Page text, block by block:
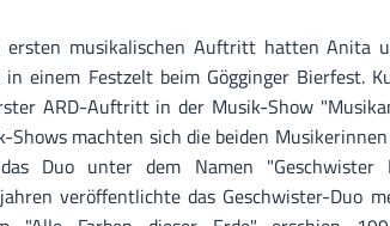
ersten musikalischen Auftritt hatten Anita
in einem Festzelt beim Gögginger Bierfest.
ARD-Auftritt in der Musik-Show
Shows machten sich die beiden
Duo unter dem Namen "Geschwister
veröffentlichte das Geschwister-Duo